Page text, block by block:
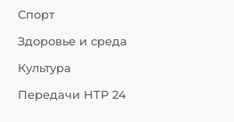
Спорт
Здоровье и среда
Культура
Передачи НТР 24